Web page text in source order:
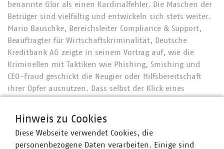
benannte Glor als einen Kardinalfehler. Die Maschen der
Betrüger sind vielfältig und entwickeln sich stets weiter.
Mario Bauschke, Bereichsleiter Compliance & Support,
Beauftragter für Wirtschaftskriminalität, Deutsche
Kreditbank AG zeigte in seinem Vortrag auf, wie die
Kriminellen mit Taktiken wie Phishing, Smishing und
CEO-Fraud geschickt die Neugier oder Hilfsbereitschaft
ihrer Opfer ausnutzen. Dass selbst der Klick eines
anrichten kann, legte Sönke Rasmussen, Zentrale
Ansprechstelle Cybercrime der Polizei Hamburg in seiner
Hinweis zu Cookies
Diese Webseite verwendet Cookies, die
personenbezogene Daten verarbeiten. Einige sind